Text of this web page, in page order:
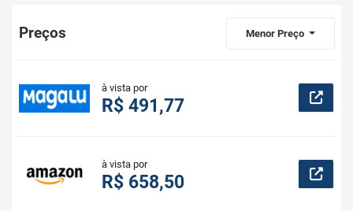
Preços Menor Preço
à vista por
R$ 491,77
à vista por
R$ 658,50